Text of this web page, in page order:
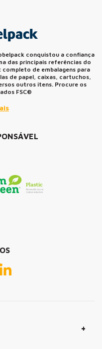
conquistou a confiança
das principais referências do
de embalagens para
de papel, caixas, cartuchos,
outros itens. Procure os
FSC®
+